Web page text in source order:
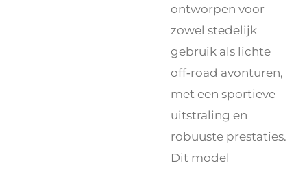
ontworpen voor
zowel stedelijk
gebruik als lichte
off‑road avonturen,
met een sportieve
uitstraling en
robuuste prestaties.
Dit model